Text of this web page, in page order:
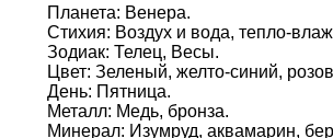
Планета: Венера.
Стихия: Воздух и вода, тепло-
Зодиак: Телец, Весы.
Цвет: Зеленый, желто-синий,
День: Пятница.
Металл: Медь, бронза.
Минерал: Изумруд, аквамарин,